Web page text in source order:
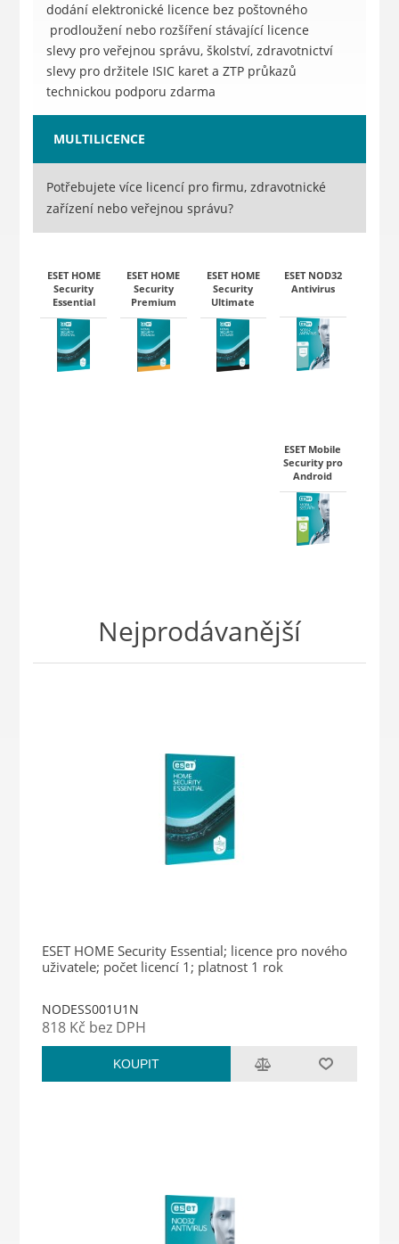
dodání elektronické licence bez poštovného
prodloužení nebo rozšíření stávající licence
slevy pro veřejnou správu, školství, zdravotnictví
slevy pro držitele ISIC karet a ZTP průkazů
technickou podporu zdarma
MULTILICENCE
Potřebujete více licencí pro firmu, zdravotnické
zařízení nebo veřejnou správu?
ESET HOME
Security
Essential
ESET HOME
Security
Premium
ESET HOME
Security
Ultimate
ESET NOD32
Antivirus
ESET Mobile
Security pro
Android
Nejprodávanější
ESET HOME Security Essential; licence pro nového
uživatele; počet licencí 1; platnost 1 rok
NODESS001U1N
818 Kč bez DPH
KOUPIT